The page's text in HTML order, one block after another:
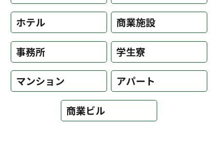
ホテル 商業施設
事務所 学生寮
マンション アパート
商業ビル